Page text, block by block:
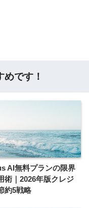
です！
AI無料プランの限界
術｜2026年版クレジ
約5戦略